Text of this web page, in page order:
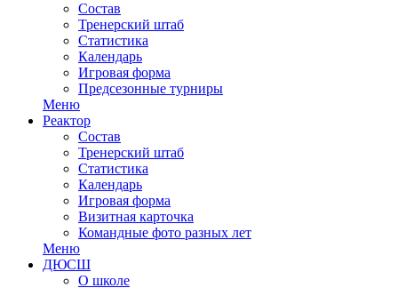
Состав
Тренерский штаб
Статистика
Календарь
Игровая форма
Предсезонные турниры
Меню
Реактор
Состав
Тренерский штаб
Статистика
Календарь
Игровая форма
Визитная карточка
Командные фото разных лет
Меню
ДЮСШ
О школе